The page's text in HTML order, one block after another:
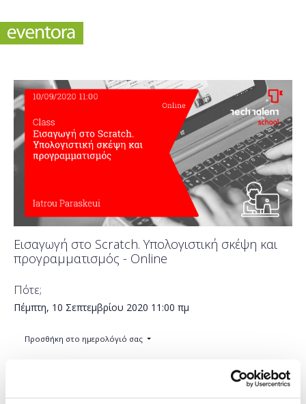
Εισαγωγή στο Scratch. Υπολογιστική σκέψη και
προγραμματισμός - Online
Πότε;
Πέμπτη, 10 Σεπτεμβρίου 2020 11:00 πμ
Προσθήκη στο ημερολόγιό σας